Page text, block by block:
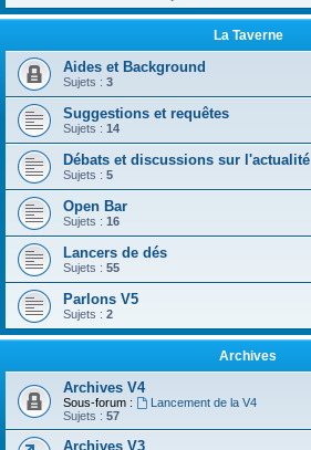
La Taverne
Aides et Background
Sujets : 3
Suggestions et requêtes
Sujets : 14
Débats et discussions sur l'actualité
Sujets : 5
Open Bar
Sujets : 16
Lancers de dés
Sujets : 55
Parlons V5
Sujets : 2
Archives
Archives V4
Sous-forum :
Lancement de la V4
Sujets : 57
Archives V3